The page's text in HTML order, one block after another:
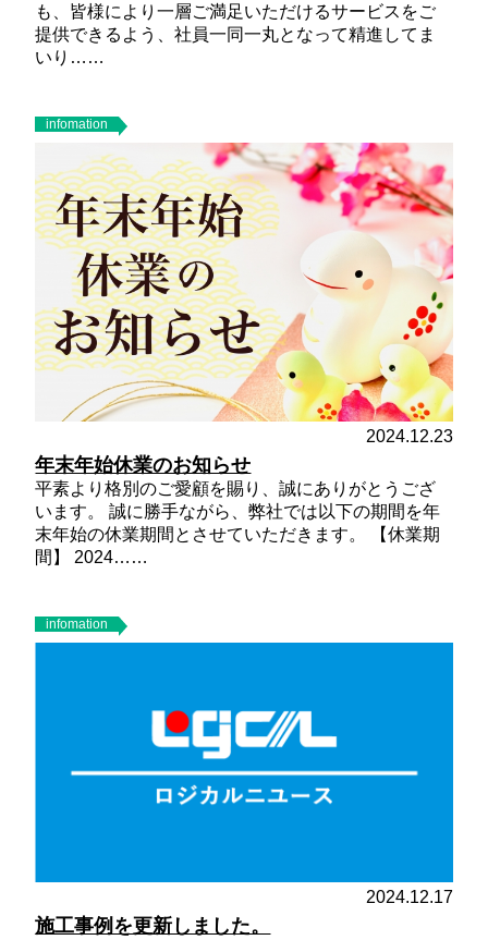
も、皆様により一層ご満足いただけるサービスをご
提供できるよう、社員一同一丸となって精進してま
いり……
infomation
2024.12.23
年末年始休業のお知らせ
平素より格別のご愛顧を賜り、誠にありがとうござ
います。 誠に勝手ながら、弊社では以下の期間を年
末年始の休業期間とさせていただきます。
【休業期
間】
2024……
infomation
2024.12.17
施工事例を更新しました。